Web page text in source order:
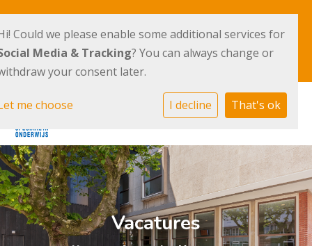
Terpstraat 36
1069 TV Amsterdam
E-mailadres
Vacatures
Could we please enable some additional services for
Media & Tracking? You can always change or
your consent later.
me choose I decline That's ok